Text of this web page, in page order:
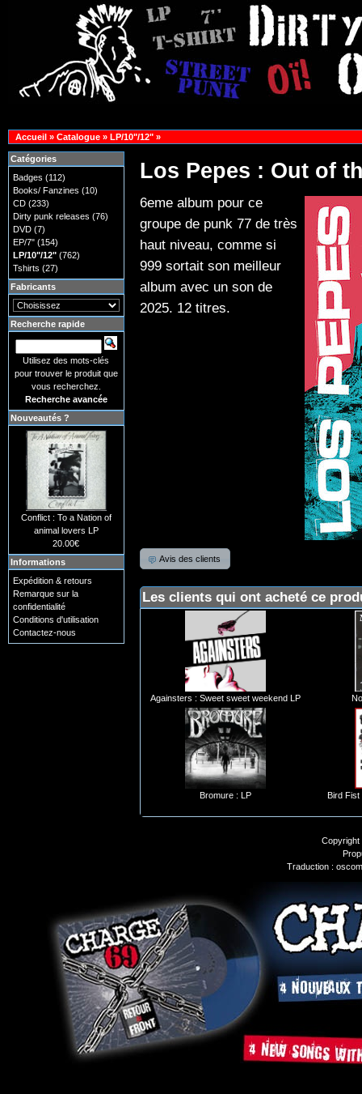
Accueil» Catalogue» LP/10"/12"»
Los Pepes : Out of
6eme album pour ce
groupe de punk 77 de très
haut niveau, comme si
999 sortait son meilleur
album avec un son de
2025. 12 titres.
Avis des clients
Les clients qui ont acheté ce
Againsters : Sweet sweet weekend LP
Bromure : LP Bird Fist
Catégories
Badges (112)
Books/ Fanzines (10)
CD(233)
Dirty punk releases (76)
DVD(7)
EP/7"(154)
LP/10"/12"(762)
Tshirts (27)
Fabricants
Recherche rapide
Utilisez des mots-clés
pour trouver le produit que
vous recherchez.
Recherche avancée
Nouveautés ?
Conflict : To a Nation of
animal lovers LP
20.00€
Informations
Expédition & retours
Remarque sur la
confidentialité
Conditions d'utilisation
Contactez-nous
Traduction :